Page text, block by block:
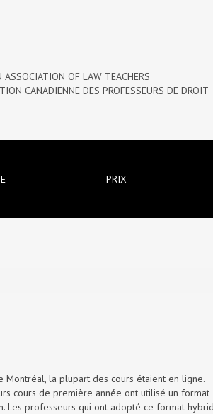
ASSOCIATION OF LAW TEACHERS
CANADIENNE DES PROFESSEURS DE DROIT
PRIX
Montréal, la plupart des cours étaient en ligne.
cours de première année ont utilisé un format
Les professeurs qui ont adopté ce format